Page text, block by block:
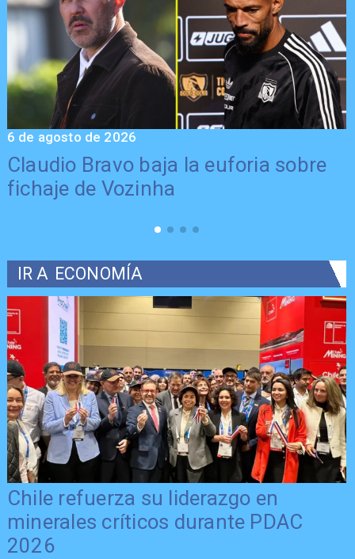
Claudio Bravo baja la euforia sobre
fichaje de Vozinha
6 de agosto de 2026
IR A ECONOMÍA
Chile refuerza su liderazgo en
minerales críticos durante PDAC
2026